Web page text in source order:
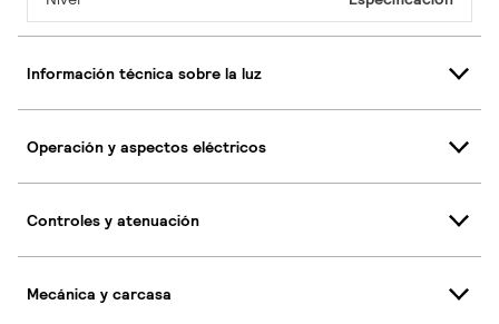
Información técnica sobre la luz
Operación y aspectos eléctricos
Controles y atenuación
Mecánica y carcasa